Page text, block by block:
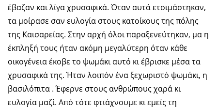
έβαζαν και λίγα χρυσαφικά. Όταν αυτά ετοιμάστηκαν,
τα μοίρασε σαν ευλογία στους κατοίκους της πόλης
της Καισαρείας. Στην αρχή όλοι παραξενεύτηκαν, μα η
έκπληξή τους ήταν ακόμη μεγαλύτερη όταν κάθε
οικογένεια έκοβε το ψωμάκι αυτό κι έβρισκε μέσα τα
χρυσαφικά της. Ήταν λοιπόν ένα ξεχωριστό ψωμάκι, η
βασιλόπιτα . Έφερνε στους ανθρώπους χαρά κι
ευλογία μαζί. Από τότε φτιάχνουμε κι εμείς τη